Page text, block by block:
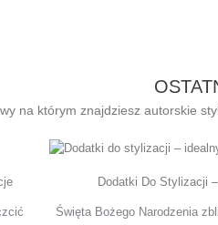
na którym znajdziesz autorskie
Dodatki Do Stylizacji
Święta Bożego Narodzenia